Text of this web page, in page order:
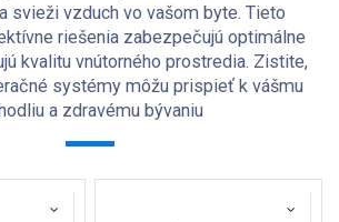
svieži vzduch vo vašom byte. Tieto
riešenia zabezpečujú optimálne
kvalitu vnútorného prostredia. Zistite,
systémy môžu prispieť k vášmu
a zdravému bývaniu